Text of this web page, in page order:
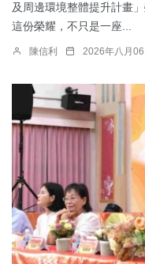
及周邊環境整體提升計畫
這份榮耀，不只是一座...
陳信利 2026年八月06